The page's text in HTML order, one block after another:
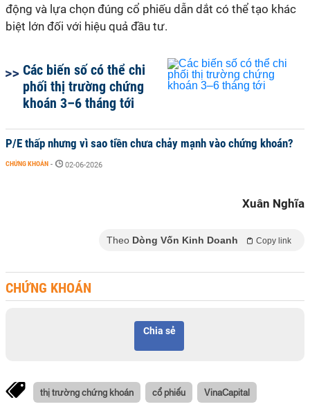
động và lựa chọn đúng cổ phiếu dẫn dắt có thể tạo khác
biệt lớn đối với hiệu quả đầu tư.
Các biến số có thể chi
phối thị trường chứng
khoán 3–6 tháng tới
P/E thấp nhưng vì sao tiền chưa chảy mạnh vào chứng khoán?
CHỨNG KHOÁN - 02-06-2026
Xuân Nghĩa
Theo Dòng Vốn Kinh Doanh Copy link
CHỨNG KHOÁN
Chia sẻ
thị trường chứng khoán cổ phiếu VinaCapital